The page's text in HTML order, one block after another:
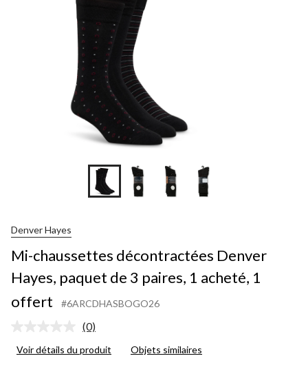
Denver Hayes
Mi-chaussettes décontractées Denver
Hayes, paquet de 3 paires, 1 acheté, 1
offert
#6ARCDHASBOGO26
Aucune
pour
(0)
Voir détails du produit Objets similaires